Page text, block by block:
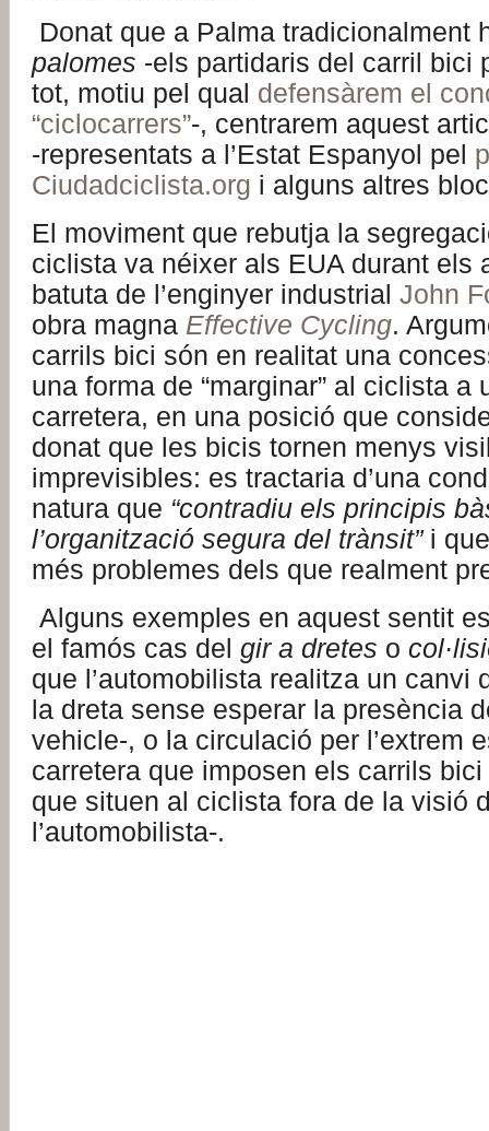
Donat que a Palma tradicionalment
palomes -els partidaris del carril bici
tot, motiu pel qual defensàrem el
“ciclocarrers”-, centrarem aquest
-representats a l’Estat Espanyol pel
Ciudadciclista.org i alguns altres
El moviment que rebutja la
ciclista va néixer als EUA durant els
batuta de l’enginyer industrial John
obra magna Effective Cycling.
carrils bici són en realitat una
una forma de “marginar” al ciclista a
carretera, en una posició que
donat que les bicis tornen menys
imprevisibles: es tractaria d’una
natura que “contradiu els principis
l’organització segura del trànsit”i
més problemes dels que realment
Alguns exemples en aquest sentit
el famós cas del gir a dretes o
que l’automobilista realitza un canvi
la dreta sense esperar la presència
vehicle-, o la circulació per l’extrem
carretera que imposen els carrils
que situen al ciclista fora de la visió
l’automobilista-.